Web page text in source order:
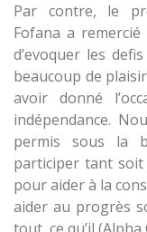
Par contre, le
Fofana a
d’evoquer les
beaucoup de
avoir donné
indépendance.
permis sous la
participer tant soit
pour aider à la
aider au progrès